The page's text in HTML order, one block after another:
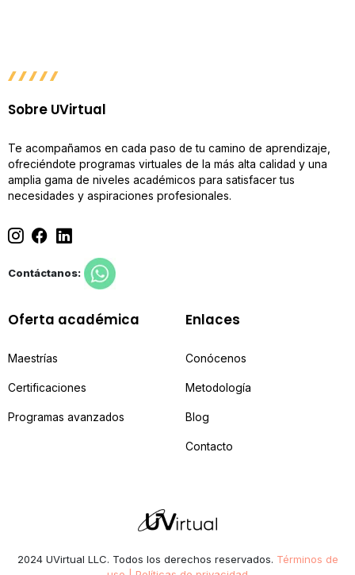
Sobre UVirtual
Te acompañamos en cada paso de tu camino de aprendizaje,
ofreciéndote programas virtuales de la más alta calidad y una
amplia gama de niveles académicos para satisfacer tus
necesidades y aspiraciones profesionales.
Contáctanos:
Oferta académica
Maestrías
Certificaciones
Programas avanzados
Enlaces
Conócenos
Metodología
Blog
Contacto
2024 UVirtual LLC. Todos los derechos reservados. Términos de